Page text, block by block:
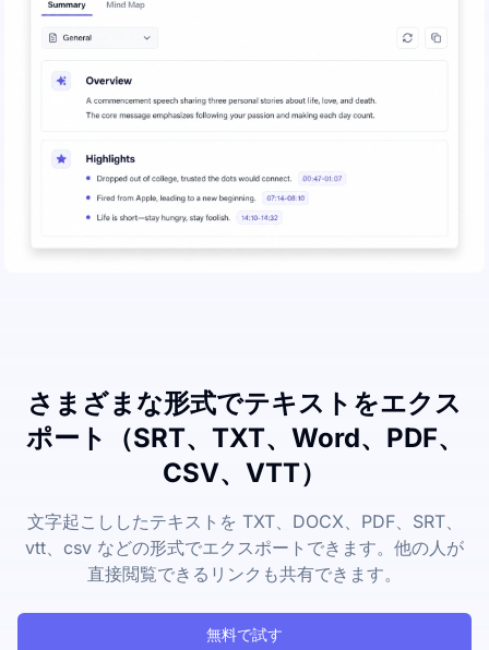
さまざまな形式でテキストをエクス
ポート（SRT、TXT、Word、PDF、
CSV、VTT）
文字起こししたテキストを TXT、DOCX、PDF、SRT、
vtt、csv などの形式でエクスポートできます。他の人が
直接閲覧できるリンクも共有できます。
無料で試す